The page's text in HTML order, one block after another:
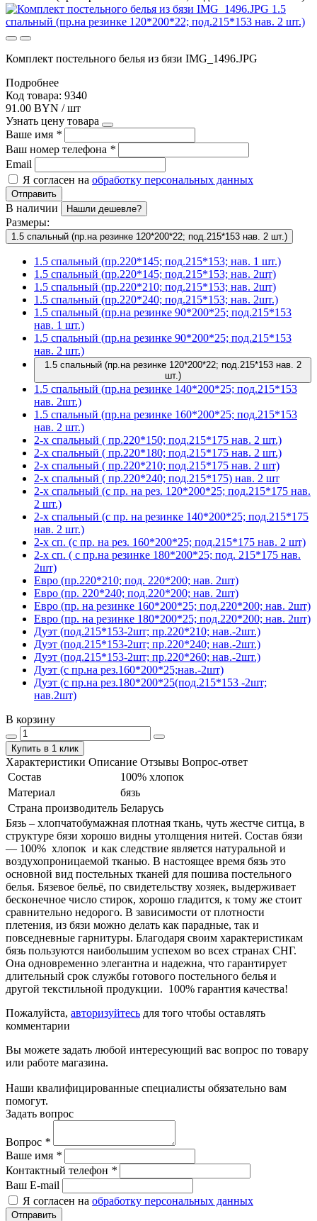
Комплект постельного белья из бязи IMG_1496.JPG
Подробнее
Код товара: 9340
91.00 BYN / шт
Узнать цену товара
Ваше имя *
Ваш номер телефона *
Email
Я согласен на обработку персональных данных
Отправить
В наличии Нашли дешевле?
Размеры:
1.5 спальный (пр.на резинке 120*200*22; под.215*153 нав. 2 шт.)
1.5 спальный (пр.220*145; под.215*153; нав. 1 шт.)
1.5 спальный (пр.220*145; под.215*153; нав. 2шт)
1.5 спальный (пр.220*210; под.215*153; нав. 2шт)
1.5 спальный (пр.220*240; под.215*153; нав. 2шт.)
1.5 спальный (пр.на резинке 90*200*25; под.215*153
нав. 1 шт.)
1.5 спальный (пр.на резинке 90*200*25; под.215*153
нав. 2 шт.)
1.5 спальный (пр.на резинке 120*200*22; под.215*153 нав. 2
шт.)
1.5 спальный (пр.на резинке 140*200*25; под.215*153
нав. 2шт.)
1.5 спальный (пр.на резинке 160*200*25; под.215*153
нав. 2 шт.)
2-х спальный ( пр.220*150; под.215*175 нав. 2 шт.)
2-х спальный ( пр.220*180; под.215*175 нав. 2 шт.)
2-х спальный ( пр.220*210; под.215*175 нав. 2 шт)
2-х спальный ( пр.220*240; под.215*175) нав. 2 шт
2-х спальный (с пр. на рез. 120*200*25; под.215*175 нав.
2 шт.)
2-х спальный (с пр. на резинке 140*200*25; под.215*175
нав. 2 шт.)
2-х сп. (с пр. на рез. 160*200*25; под.215*175 нав. 2 шт)
2-х сп. ( с пр.на резинке 180*200*25; под. 215*175 нав.
2шт)
Евро (пр.220*210; под. 220*200; нав. 2шт)
Евро (пр. 220*240; под.220*200; нав. 2шт)
Евро (пр. на резинке 160*200*25; под.220*200; нав. 2шт)
Евро (пр. на резинке 180*200*25; под.220*200; нав. 2шт)
Дуэт (под.215*153-2шт; пр.220*210; нав.-2шт.)
Дуэт (под.215*153-2шт; пр.220*240; нав.-2шт.)
Дуэт (под.215*153-2шт; пр.220*260; нав.-2шт.)
Дуэт (с пр.на рез.160*200*25;нав.-2шт)
Дуэт (с пр.на рез.180*200*25(под.215*153 -2шт;
нав.2шт)
В корзину
Купить в 1 клик
Характеристики Описание Отзывы Вопрос-ответ
Состав
100% хлопок
Материал
бязь
Страна производитель Беларусь
Бязь – хлопчатобумажная плотная ткань, чуть жестче ситца, в
структуре бязи хорошо видны утолщения нитей. Состав бязи
― 100% хлопок и как следствие является натуральной и
воздухопроницаемой тканью. В настоящее время бязь это
основной вид постельных тканей для пошива постельного
белья. Бязевое бельё, по свидетельству хозяек, выдерживает
бесконечное число стирок, хорошо гладится, к тому же стоит
сравнительно недорого. В зависимости от плотности
плетения, из бязи можно делать как парадные, так и
повседневные гарнитуры. Благодаря своим характеристикам
бязь пользуются наибольшим успехом во всех странах СНГ.
Она одновременно элегантна и надежна, что гарантирует
длительный срок службы готового постельного белья и
другой текстильной продукции. 100% гарантия качества!
Пожалуйста, авторизуйтесь для того чтобы оставлять
комментарии
Вы можете задать любой интересующий вас вопрос по товару
или работе магазина.
Наши квалифицированные специалисты обязательно вам
помогут.
Задать вопрос
Вопрос *
Ваше имя *
Контактный телефон *
Ваш E-mail
Я согласен на обработку персональных данных
Отправить